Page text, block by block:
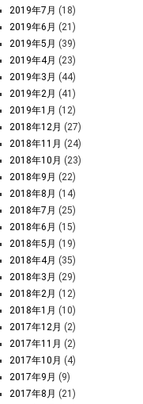
2019年7月 (18)
2019年6月 (21)
2019年5月 (39)
2019年4月 (23)
2019年3月 (44)
2019年2月 (41)
2019年1月 (12)
2018年12月 (27)
2018年11月 (24)
2018年10月 (23)
2018年9月 (22)
2018年8月 (14)
2018年7月 (25)
2018年6月 (15)
2018年5月 (19)
2018年4月 (35)
2018年3月 (29)
2018年2月 (12)
2018年1月 (10)
2017年12月 (2)
2017年11月 (2)
2017年10月 (4)
2017年9月 (9)
2017年8月 (21)